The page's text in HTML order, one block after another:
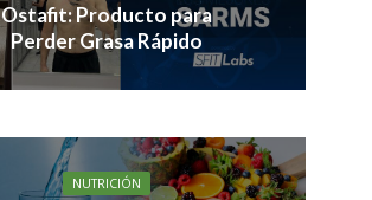
Ostafit: Producto para
Perder Grasa Rápido
NUTRICIÓN